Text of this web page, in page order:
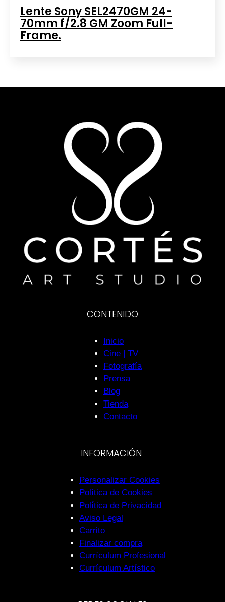
Lente Sony SEL2470GM 24-
70mm f/2.8 GM Zoom Full-
Frame.
CONTENIDO
Inicio
Cine | TV
Fotografía
Prensa
Blog
Tienda
Contacto
INFORMACIÓN
Personalizar Cookies
Política de Cookies
Política de Privacidad
Aviso Legal
Carrito
Finalizar compra
Currículum Profesional
Currículum Artístico